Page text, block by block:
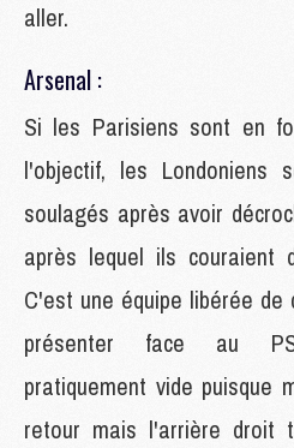
aller.
Arsenal :
Si les Parisiens sont en
l'objectif, les
soulagés après avoir
après lequel ils couraient
C'est une équipe libérée
présenter face au
pratiquement vide puisque
retour mais l'arrière droit